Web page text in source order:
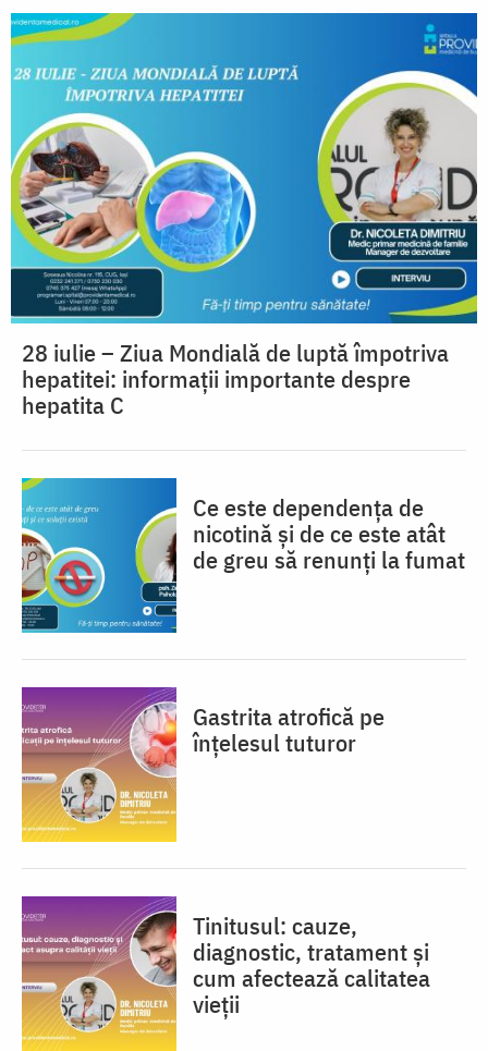
28 iulie – Ziua Mondială de luptă împotriva
hepatitei: informații importante despre
hepatita C
Ce este dependența de
nicotină și de ce este atât
de greu să renunți la fumat
Gastrita atrofică pe
înțelesul tuturor
Tinitusul: cauze,
diagnostic, tratament și
cum afectează calitatea
vieții